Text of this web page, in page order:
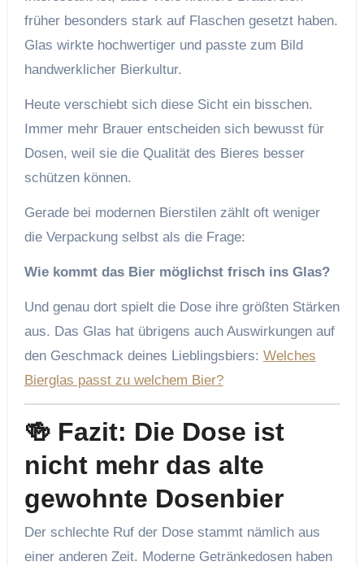
früher besonders stark auf Flaschen gesetzt haben.
Glas wirkte hochwertiger und passte zum Bild
handwerklicher Bierkultur.
Heute verschiebt sich diese Sicht ein bisschen.
Immer mehr Brauer entscheiden sich bewusst für
Dosen, weil sie die Qualität des Bieres besser
schützen können.
Gerade bei modernen Bierstilen zählt oft weniger
die Verpackung selbst als die Frage:
Wie kommt das Bier möglichst frisch ins Glas?
Und genau dort spielt die Dose ihre größten Stärken
aus. Das Glas hat übrigens auch Auswirkungen auf
den Geschmack deines Lieblingsbiers: Welches
Bierglas passt zu welchem Bier?
🍻 Fazit: Die Dose ist
nicht mehr das alte
gewohnte Dosenbier
Der schlechte Ruf der Dose stammt nämlich aus
einer anderen Zeit. Moderne Getränkedosen haben